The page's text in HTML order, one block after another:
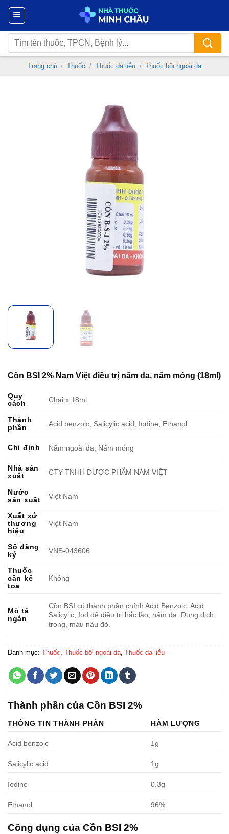
Chuyển
nội
dung
Tìm
kiếm:
Trang chủ / Thuốc / Thuốc da liễu / Thuốc bôi ngoài da
Cồn BSI 2% Nam Việt điều trị nấm da, nấm móng (18ml)
Quy
cách
Chai x 18ml
Thành
phần
Acid benzoic, Salicylic acid, Iodine, Ethanol
Chỉ định Nấm ngoài da, Nấm móng
Nhà sản
xuất
CTY TNHH DƯỢC PHẨM NAM VIỆT
Nước
sản xuất
Việt Nam
Xuất xứ
thương
hiệu
Việt Nam
Số đăng
ký
VNS-043606
Thuốc
cần kê
toa
Không
Mô tả
ngắn
Cồn BSI có thành phần chính Acid Benzoic, Acid
Salicylic, Iod để điều trị hắc lào, nấm da. Dung dịch
trong, màu nâu đỏ.
Danh mục: Thuốc Thuốc bôi ngoài da Thuốc da liễu
Thành phần của Cồn BSI 2%
THÔNG TIN THÀNH PHẦN HÀM LƯỢNG
Acid benzoic 1g
Salicylic acid 1g
Iodine 0.3g
Ethanol 96%
Công dụng của Cồn BSI 2%